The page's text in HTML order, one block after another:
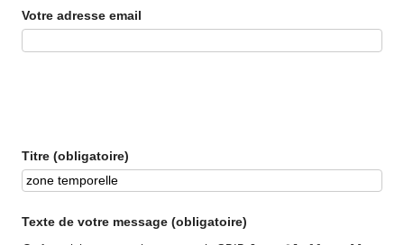
Votre adresse email
Titre (obligatoire)
Texte de votre message (obligatoire)